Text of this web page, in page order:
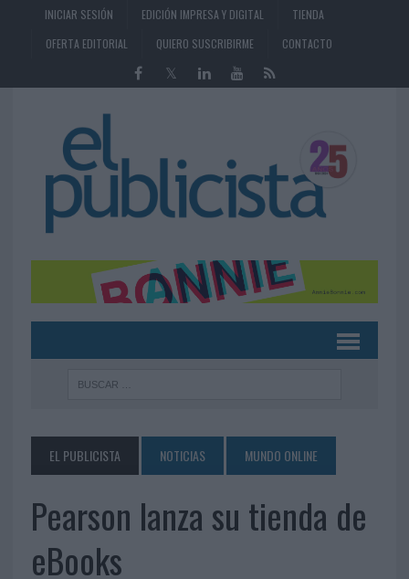
INICIAR SESIÓN EDICIÓN IMPRESA Y DIGITAL
TIENDA
OFERTA EDITORIAL
QUIERO SUSCRIBIRME CONTACTO
EL PUBLICISTA NOTICIAS MUNDO ONLINE
Pearson lanza su tienda de
eBooks